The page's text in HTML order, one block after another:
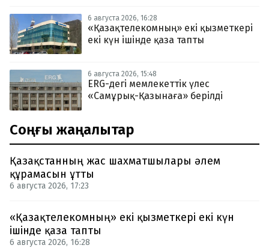
6 августа 2026, 16:28
«Қазақтелекомның» екі қызметкері
екі күн ішінде қаза тапты
6 августа 2026, 15:48
ERG-дегі мемлекеттік үлес
«Самұрық-Қазынаға» берілді
Соңғы жаңалықтар
Қазақстанның жас шахматшылары әлем
құрамасын ұтты
6 августа 2026, 17:23
«Қазақтелекомның» екі қызметкері екі күн
ішінде қаза тапты
6 августа 2026, 16:28